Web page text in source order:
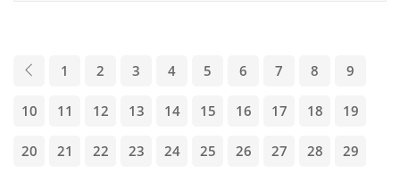
1 2 3 4 5 6 7 8 9
10 11 12 13 14 15 16 17 18 19
20 21 22 23 24 25 26 27 28 29